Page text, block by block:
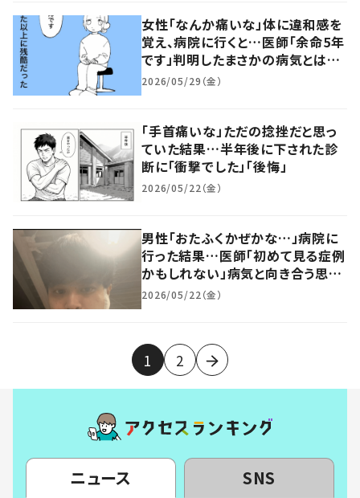
女性「なんか痛いな」体に違和感を
覚え、病院に行くと…医師「余命5年
です」判明したまさかの病気とは。
立ち向かう現在に迫る
2026/05/29（金）
「手首痛いな」ただの捻挫だと思っ
ていた結果…半年後に下された診
断に「衝撃でした」「後悔」
2026/05/22（金）
男性「おたふくかぜかな…」病院に
行った結果…医師「初めて見る症例
かもしれない」病気と向き合う思い
に迫る
2026/05/22（金）
1 2
ニュース SNS